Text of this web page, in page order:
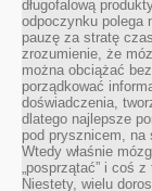
długofalową
odpoczynku polega
pauzę za stratę
zrozumienie, że
można obciążać
porządkować
doświadczenia,
dlatego najlepsze
pod prysznicem, na
Wtedy właśnie
„posprzątać” i coś
Niestety, wielu